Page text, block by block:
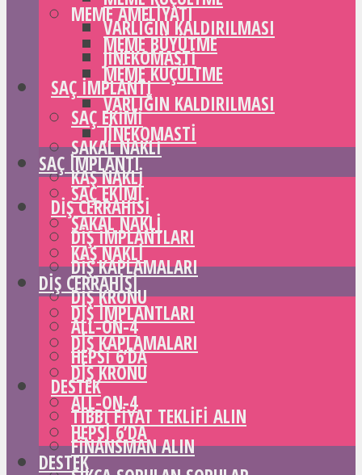
VARLIĞIN KALDIRILMASI
JINEKOMASTI
SAÇ IMPLANTI
SAÇ EKIMI
SAKAL NAKLI
KAŞ NAKLI
DIŞ CERRAHISI
DIŞ IMPLANTLARI
DIŞ KAPLAMALARI
DIŞ KRONU
ALL-ON-4
HEPSI 6’DA
DESTEK
TIBBI FIYAT TEKLIFI ALIN
FINANSMAN ALIN
MEME AMELIYATI
MEME BÜYÜTME
MEME KÜÇÜLTME
VARLIĞIN KALDIRILMASI
JINEKOMASTI
SAÇ IMPLANTI
SAÇ EKIMI
SAKAL NAKLI
KAŞ NAKLI
DIŞ CERRAHISI
DIŞ IMPLANTLARI
DIŞ KAPLAMALARI
DIŞ KRONU
ALL-ON-4
HEPSI 6’DA
DESTEK